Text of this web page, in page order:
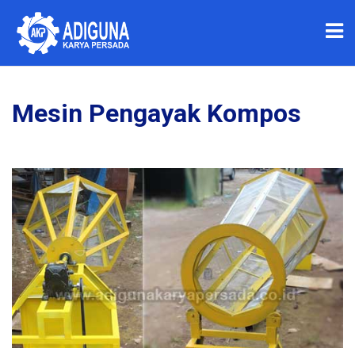
Mesin Pengayak Kompos